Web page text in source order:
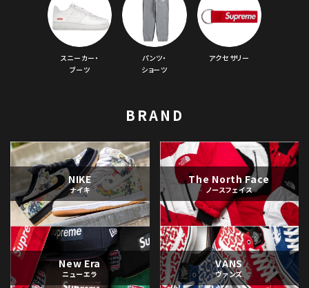
スニーカー・
ブーツ
パンツ・
ショーツ
アクセサリー
BRAND
NIKE
ナイキ
The North Face
ノースフェイス
New Era
ニューエラ
VANS
ヴァンズ